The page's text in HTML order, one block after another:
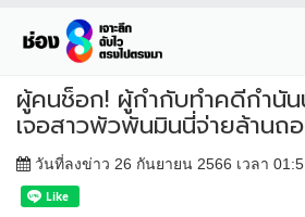
ผู้คนช็อก! ผู้กำกับทำคดีกำนั
เจอสาวพัวพันมินนี่จ่ายล้านถ
วันที่ลงข่าว 26 กันยายน 2566 เวลา